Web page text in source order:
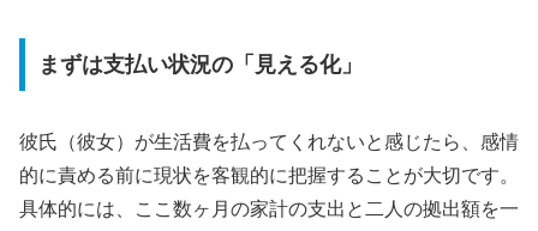
まずは支払い状況の「見える化」
彼氏（彼女）が生活費を払ってくれないと感じたら、感情
的に責める前に現状を客観的に把握することが大切です。
具体的には、ここ数ヶ月の家計の支出と二人の拠出額を一